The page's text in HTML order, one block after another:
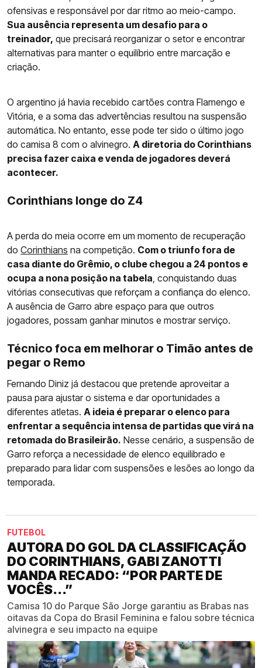
ofensivas e responsável por dar ritmo ao meio-campo.
Sua ausência representa um desafio para o
treinador, que precisará reorganizar o setor e encontrar
alternativas para manter o equilíbrio entre marcação e
criação.
O argentino já havia recebido cartões contra Flamengo e
Vitória, e a soma das advertências resultou na suspensão
automática. No entanto, esse pode ter sido o último jogo
do camisa 8 com o alvinegro. A diretoria do Corinthians
precisa fazer caixa e venda de jogadores deverá
acontecer.
Corinthians longe do Z4
A perda do meia ocorre em um momento de recuperação
do Corinthians na competição. Com o triunfo fora de
casa diante do Grêmio, o clube chegou a 24 pontos e
ocupa a nona posição na tabela , conquistando duas
vitórias consecutivas que reforçam a confiança do elenco.
A ausência de Garro abre espaço para que outros
jogadores, possam ganhar minutos e mostrar serviço.
Técnico foca em melhorar o Timão antes de
pegar o Remo
Fernando Diniz já destacou que pretende aproveitar a
pausa para ajustar o sistema e dar oportunidades a
diferentes atletas. A ideia é preparar o elenco para
enfrentar a sequência intensa de partidas que virá na
retomada do Brasileirão. Nesse cenário, a suspensão de
Garro reforça a necessidade de elenco equilibrado e
preparado para lidar com suspensões e lesões ao longo da
temporada.
FUTEBOL
AUTORA DO GOL DA CLASSIFICAÇÃO
DO CORINTHIANS, GABI ZANOTTI
MANDA RECADO: “POR PARTE DE
VOCÊS...”
Camisa 10 do Parque São Jorge garantiu as Brabas nas
oitavas da Copa do Brasil Feminina e falou sobre técnica
alvinegra e seu impacto na equipe